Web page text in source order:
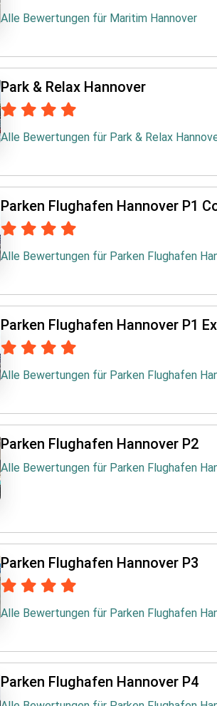
Alle Bewertungen für Maritim Hannover
Park & Relax Hannover
Alle Bewertungen für Park & Relax
Parken Flughafen Hannover P1
Alle Bewertungen für Parken Flughafen
Parken Flughafen Hannover P1
Alle Bewertungen für Parken Flughafen
Parken Flughafen Hannover P2
Alle Bewertungen für Parken Flughafen
Parken Flughafen Hannover P3
Alle Bewertungen für Parken Flughafen
Parken Flughafen Hannover P4